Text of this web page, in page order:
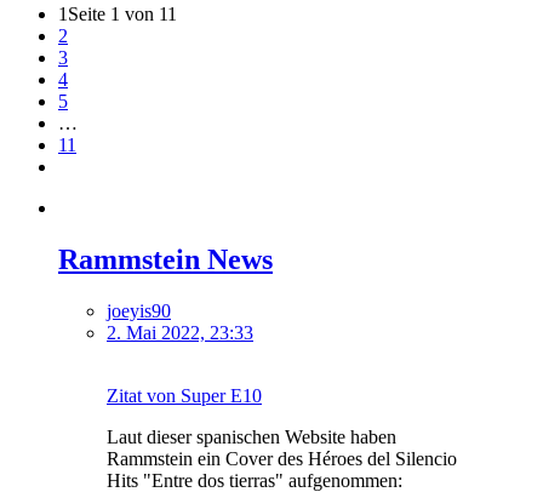
1 Seite 1 von 11
2
3
4
5
…
11
Rammstein News
joeyis90
2. Mai 2022, 23:33
Zitat von Super E10
Laut dieser spanischen Website haben
Rammstein ein Cover des Héroes del Silencio
Hits "Entre dos tierras" aufgenommen: